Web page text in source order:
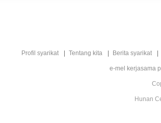
Profil syarikat Tentang kita Berita syarikat
e-mel kerjasama
Hunan